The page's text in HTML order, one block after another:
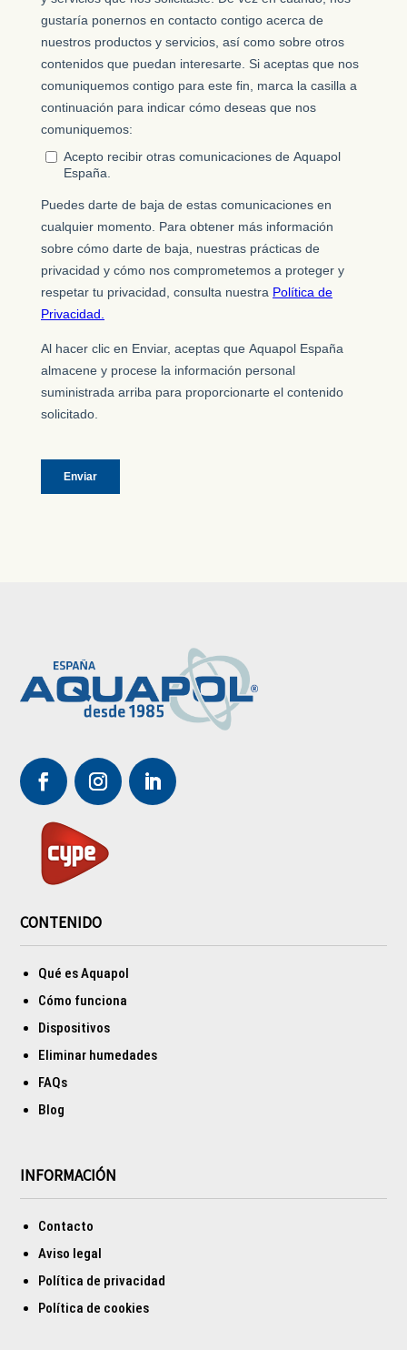
CONTENIDO
Qué es Aquapol
Cómo funciona
Dispositivos
Eliminar humedades
FAQs
Blog
INFORMACIÓN
Contacto
Aviso legal
Política de privacidad
Política de cookies